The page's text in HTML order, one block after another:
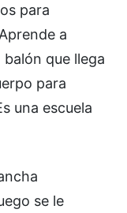
para
a
que llega
para
una escuela
se le